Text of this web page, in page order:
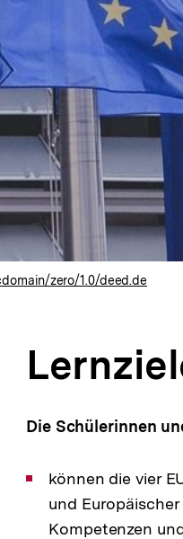
zero/1.0/deed.de
Die Schülerinnen
können die vier
und
Kompetenzen